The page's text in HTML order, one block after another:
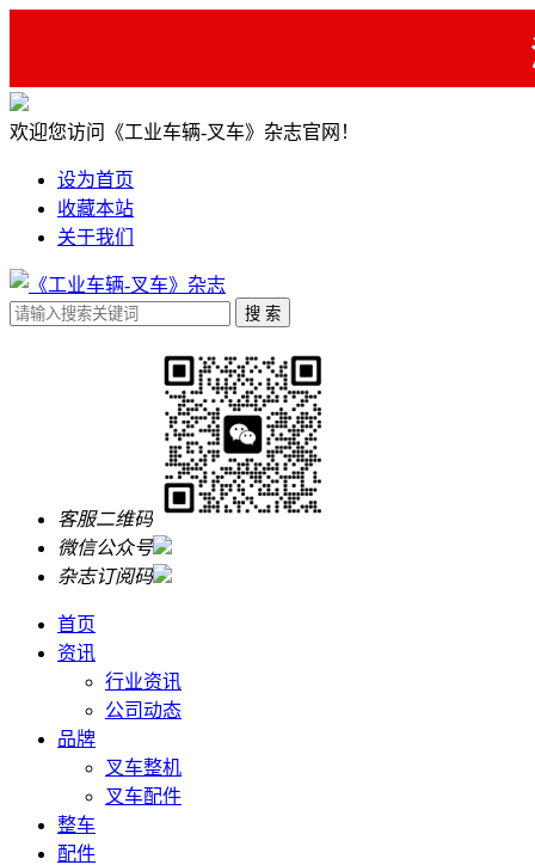
欢迎您访问《工业车辆-叉车》杂志官网！
设为首页
收藏本站
关于我们
客服二维码
微信公众号
杂志订阅码
首页
资讯
行业资讯
公司动态
品牌
叉车整机
叉车配件
整车
配件